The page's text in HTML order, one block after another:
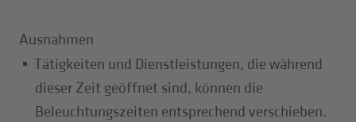
Ausnahmen
Tätigkeiten und Dienstleistungen, die während
dieser Zeit geöffnet sind, können die
Beleuchtungszeiten entsprechend verschieben.